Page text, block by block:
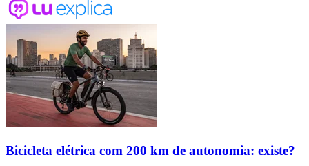
Bicicleta elétrica com 200 km de autonomia: existe?